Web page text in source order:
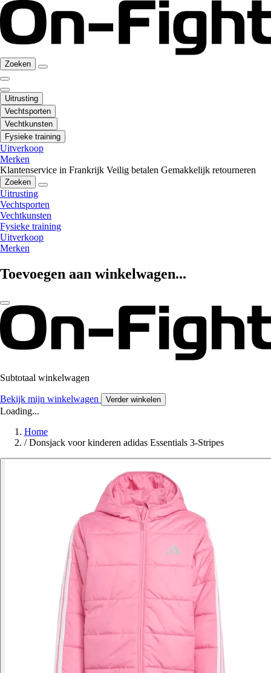
Zoeken
Uitrusting
Vechtsporten
Vechtkunsten
Fysieke training
Uitverkoop
Merken
Klantenservice in Frankrijk Veilig betalen Gemakkelijk retourneren
Zoeken
Uitrusting
Vechtsporten
Vechtkunsten
Fysieke training
Uitverkoop
Merken
Toevoegen aan winkelwagen...
Subtotaal winkelwagen
Bekijk mijn winkelwagen Verder winkelen
Loading...
Home
/ Donsjack voor kinderen adidas Essentials 3-Stripes